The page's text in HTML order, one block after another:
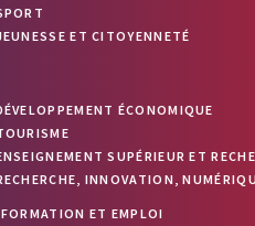
ET CITOYENNETÉ
ÉCONOMIQUE
SUPÉRIEUR ET
INNOVATION,
ET EMPLOI